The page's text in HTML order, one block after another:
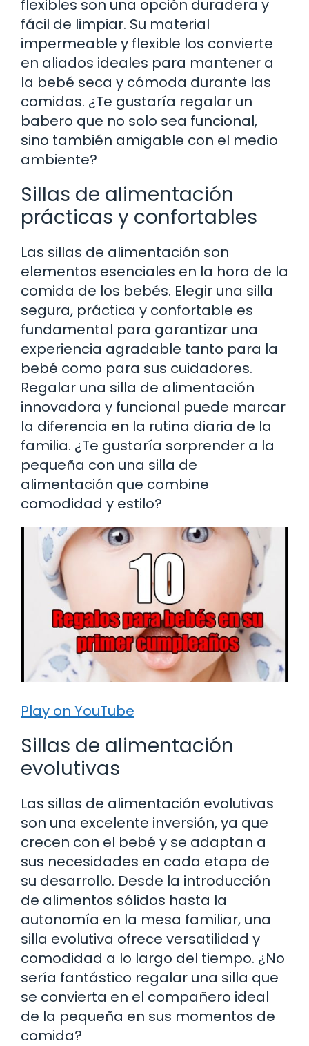
flexibles son una opción duradera y
fácil de limpiar. Su material
impermeable y flexible los convierte
en aliados ideales para mantener a
la bebé seca y cómoda durante las
comidas. ¿Te gustaría regalar un
babero que no solo sea funcional,
sino también amigable con el medio
ambiente?
Sillas de alimentación
prácticas y confortables
Las sillas de alimentación son
elementos esenciales en la hora de la
comida de los bebés. Elegir una silla
segura, práctica y confortable es
fundamental para garantizar una
experiencia agradable tanto para la
bebé como para sus cuidadores.
Regalar una silla de alimentación
innovadora y funcional puede marcar
la diferencia en la rutina diaria de la
familia. ¿Te gustaría sorprender a la
pequeña con una silla de
alimentación que combine
comodidad y estilo?
Play on YouTube
Sillas de alimentación
evolutivas
Las sillas de alimentación evolutivas
son una excelente inversión, ya que
crecen con el bebé y se adaptan a
sus necesidades en cada etapa de
su desarrollo. Desde la introducción
de alimentos sólidos hasta la
autonomía en la mesa familiar, una
silla evolutiva ofrece versatilidad y
comodidad a lo largo del tiempo. ¿No
sería fantástico regalar una silla que
se convierta en el compañero ideal
de la pequeña en sus momentos de
comida?